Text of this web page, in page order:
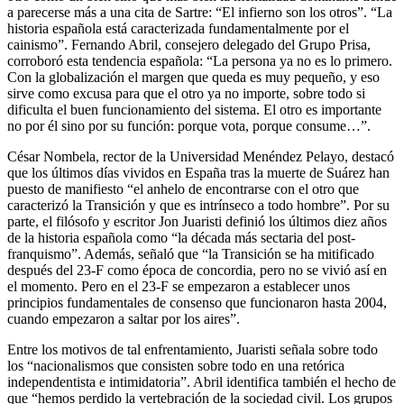
a parecerse más a una cita de Sartre: “El infierno son los otros”. “La
historia española está caracterizada fundamentalmente por el
cainismo”. Fernando Abril, consejero delegado del Grupo Prisa,
corroboró esta tendencia española: “La persona ya no es lo primero.
Con la globalización el margen que queda es muy pequeño, y eso
sirve como excusa para que el otro ya no importe, sobre todo si
dificulta el buen funcionamiento del sistema. El otro es importante
no por él sino por su función: porque vota, porque consume…”.
César Nombela, rector de la Universidad Menéndez Pelayo, destacó
que los últimos días vividos en España tras la muerte de Suárez han
puesto de manifiesto “el anhelo de encontrarse con el otro que
caracterizó la Transición y que es intrínseco a todo hombre”. Por su
parte, el filósofo y escritor Jon Juaristi definió los últimos diez años
de la historia española como “la década más sectaria del post-
franquismo”. Además, señaló que “la Transición se ha mitificado
después del 23-F como época de concordia, pero no se vivió así en
el momento. Pero en el 23-F se empezaron a establecer unos
principios fundamentales de consenso que funcionaron hasta 2004,
cuando empezaron a saltar por los aires”.
Entre los motivos de tal enfrentamiento, Juaristi señala sobre todo
los “nacionalismos que consisten sobre todo en una retórica
independentista e intimidatoria”. Abril identifica también el hecho de
que “hemos perdido la vertebración de la sociedad civil. Los grupos